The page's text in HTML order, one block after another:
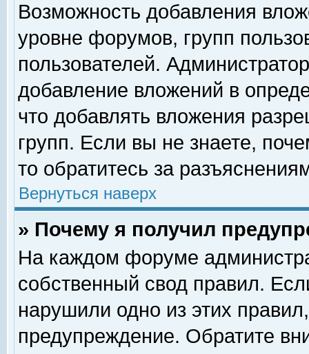
Возможность добавления
уровне форумов, групп
пользователей.
добавление вложений в
что добавлять вложения
групп. Если вы не знаете,
то обратитесь за
Вернуться наверх
» Почему я получил
На каждом форуме
собственный свод правил.
нарушили одно из этих
предупреждение. Обратите